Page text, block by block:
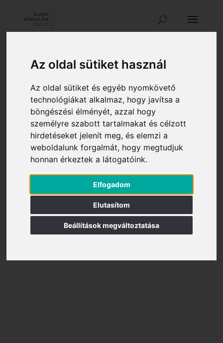
Az oldal sütiket használ
Az oldal sütiket és egyéb nyomkövető
technológiákat alkalmaz, hogy javítsa a
böngészési élményét, azzal hogy
személyre szabott tartalmakat és célzott
hirdetéseket jelenít meg, és elemzi a
weboldalunk forgalmát, hogy megtudjuk
honnan érkeztek a látogatóink.
Elfogadom
Elutasítom
Beállítások megváltoztatása
Budai Plasztika Team
Cím: 1025 Budapest, Margit utca 25.
e-mail:budai@plasztikateam.hu
Telefonszám: +36 30 463 7909